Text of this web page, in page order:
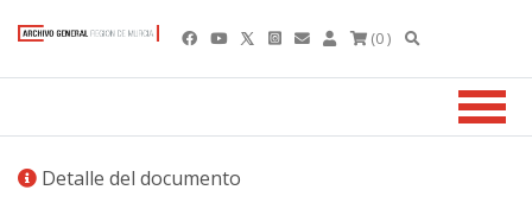
(0 )
Detalle del documento